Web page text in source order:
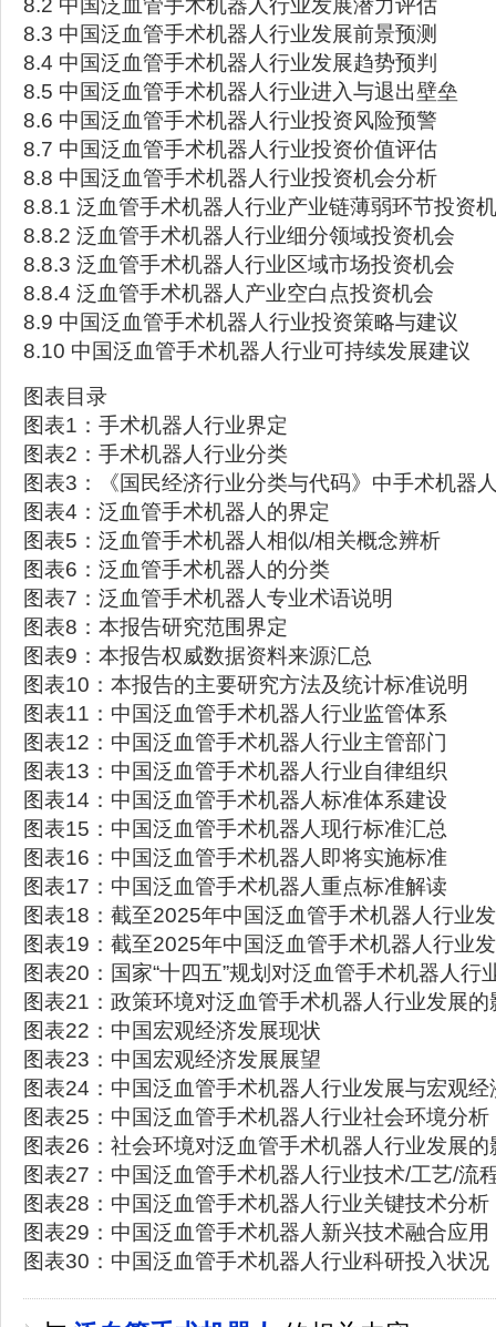
8.2 中国泛血管手术机器人行业发展潜力评估
8.3 中国泛血管手术机器人行业发展前景预测
8.4 中国泛血管手术机器人行业发展趋势预判
8.5 中国泛血管手术机器人行业进入与退出壁垒
8.6 中国泛血管手术机器人行业投资风险预警
8.7 中国泛血管手术机器人行业投资价值评估
8.8 中国泛血管手术机器人行业投资机会分析
8.8.1 泛血管手术机器人行业产业链薄弱环节投资
8.8.2 泛血管手术机器人行业细分领域投资机会
8.8.3 泛血管手术机器人行业区域市场投资机会
8.8.4 泛血管手术机器人产业空白点投资机会
8.9 中国泛血管手术机器人行业投资策略与建议
8.10 中国泛血管手术机器人行业可持续发展建议
图表目录
图表1：手术机器人行业界定
图表2：手术机器人行业分类
图表3：《国民经济行业分类与代码》中手术机器
图表4：泛血管手术机器人的界定
图表5：泛血管手术机器人相似/相关概念辨析
图表6：泛血管手术机器人的分类
图表7：泛血管手术机器人专业术语说明
图表8：本报告研究范围界定
图表9：本报告权威数据资料来源汇总
图表10：本报告的主要研究方法及统计标准说明
图表11：中国泛血管手术机器人行业监管体系
图表12：中国泛血管手术机器人行业主管部门
图表13：中国泛血管手术机器人行业自律组织
图表14：中国泛血管手术机器人标准体系建设
图表15：中国泛血管手术机器人现行标准汇总
图表16：中国泛血管手术机器人即将实施标准
图表17：中国泛血管手术机器人重点标准解读
图表18：截至2025年中国泛血管手术机器人行业
图表19：截至2025年中国泛血管手术机器人行业
图表20：国家“十四五”规划对泛血管手术机器人行
图表21：政策环境对泛血管手术机器人行业发展的
图表22：中国宏观经济发展现状
图表23：中国宏观经济发展展望
图表24：中国泛血管手术机器人行业发展与宏观
图表25：中国泛血管手术机器人行业社会环境分析
图表26：社会环境对泛血管手术机器人行业发展的
图表27：中国泛血管手术机器人行业技术/工艺/流
图表28：中国泛血管手术机器人行业关键技术分析
图表29：中国泛血管手术机器人新兴技术融合应用
图表30：中国泛血管手术机器人行业科研投入状况